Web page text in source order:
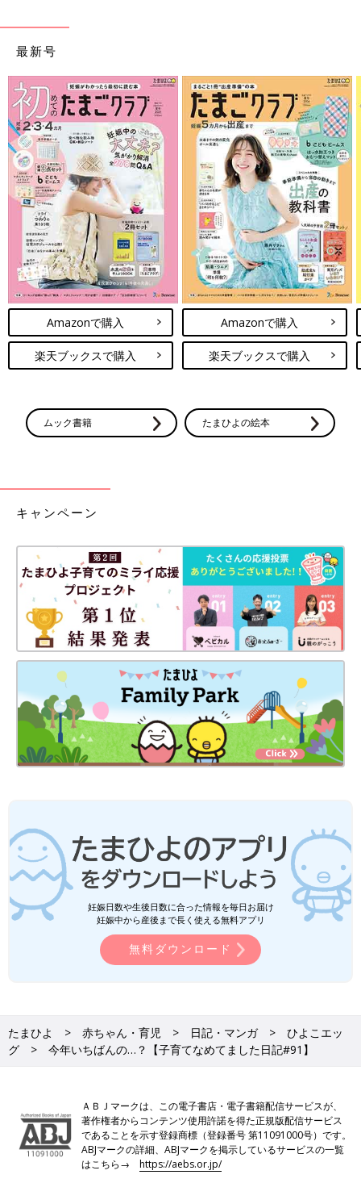
最新号
Amazonで購入
楽天ブックスで購入
Amazonで購入
楽天ブックスで購入
ムック書籍 たまひよの絵本
キャンペーン
妊娠日数や生後日数に合った情報を毎日お届け
妊娠中から産後まで長く使える無料アプリ
無料ダウンロード
たまひよ 赤ちゃん・育児 日記・マンガ
ひよこエッ
グ
今年いちばんの…？【子育てなめてました日記#91】
ＡＢＪマークは、この電子書店・電子書籍配信サービスが、
著作権者からコンテンツ使用許諾を得た正規版配信サービス
であることを示す登録商標（登録番号 第11091000号）です。
ABJマークの詳細、ABJマークを掲示しているサービスの一覧
はこちら→https://aebs.or.jp/